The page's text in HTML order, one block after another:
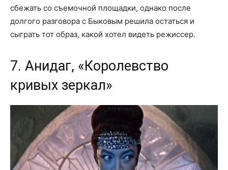
сбежать со съемочной площадки, однако после
долгого разговора с Быковым решила остаться и
сыграть тот образ, какой хотел видеть режиссер.
7. Анидаг, «Королевство
кривых зеркал»